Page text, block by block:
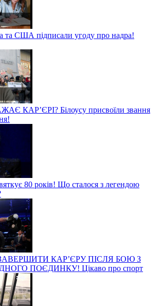
та США підписали угоду про надра!
КАР’ЄРІ? Білоусу присвоїли звання
80 років! Що сталося з легендою
КАР’ЄРУ ПІСЛЯ БОЮ З
ПОЄДИНКУ! Цікаво про спорт